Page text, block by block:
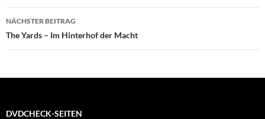
NÄCHSTER BEITRAG
The Yards – Im Hinterhof der Macht
DVDCHECK-SEITEN